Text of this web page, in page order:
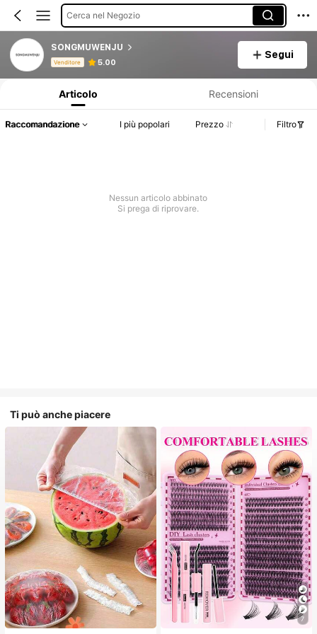
Cerca nel Negozio
SONGMUWENJU
Venditore 5.00
Segui
Articolo Recensioni
Raccomandazione I più popolari Prezzo Filtro
Nessun articolo abbinato
Si prega di riprovare.
Ti può anche piacere
7